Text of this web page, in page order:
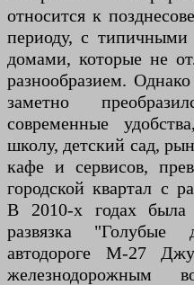
относится к
периоду, с
домами, которые не
разнообразием.
заметно
современные
школу, детский сад,
кафе и сервисов,
городской квартал с
В 2010-х годах была
развязка "Голубые
автодороге М-27
железнодорожным